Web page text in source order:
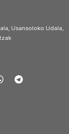
Usansoloko Udala,